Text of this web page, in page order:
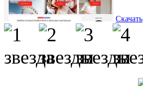
Скачать